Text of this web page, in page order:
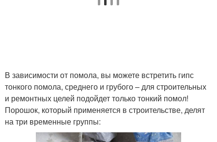
В зависимости от помола, вы можете встретить гипс
тонкого помола, среднего и грубого – для строительных
и ремонтных целей подойдет только тонкий помол!
Порошок, который применяется в строительстве, делят
на три временные группы: